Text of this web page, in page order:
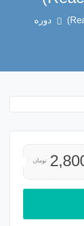
دوره
تومان